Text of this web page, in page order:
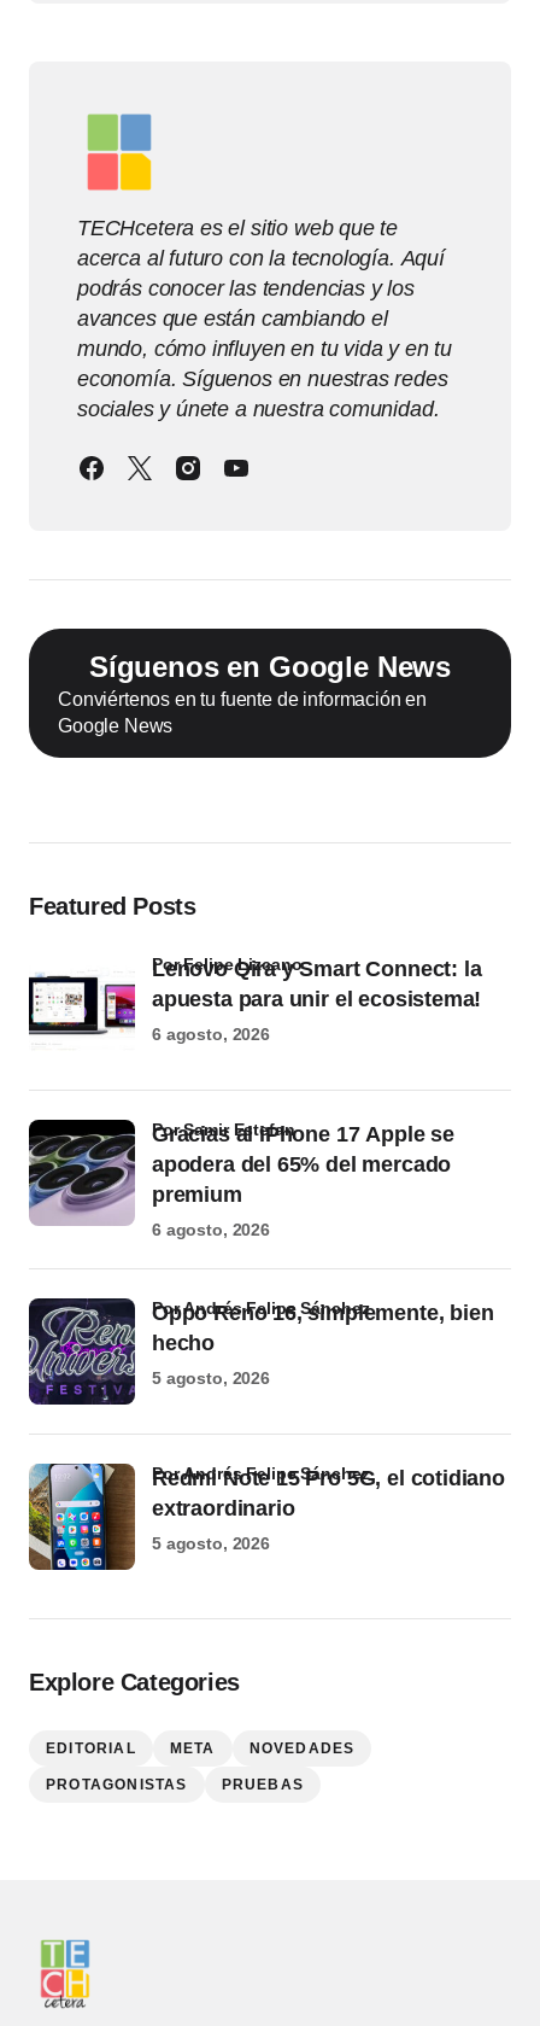
TECHcetera es el sitio web que te
acerca al futuro con la tecnología. Aquí
podrás conocer las tendencias y los
avances que están cambiando el
mundo, cómo influyen en tu vida y en tu
economía. Síguenos en nuestras redes
sociales y únete a nuestra comunidad.
Síguenos en Google News
Conviértenos en tu fuente de información en
Google News
Featured Posts
Lenovo Qira y Smart Connect: la
apuesta para unir el ecosistema!
por Felipe Lizcano
6 agosto, 2026
Gracias al iPhone 17 Apple se
apodera del 65% del mercado
premium
por Samir Estefan
6 agosto, 2026
Oppo Reno 16, simplemente, bien
hecho
por Andrés Felipe Sánchez
5 agosto, 2026
Redmi Note 15 Pro 5G, el cotidiano
extraordinario
por Andrés Felipe Sánchez
5 agosto, 2026
Explore Categories
EDITORIAL META NOVEDADES
PROTAGONISTAS PRUEBAS